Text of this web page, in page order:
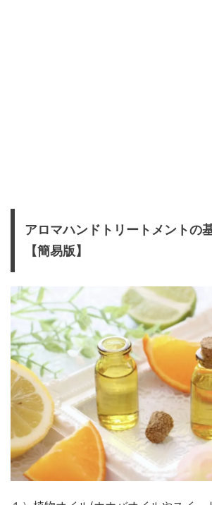
アロマハンドトリートメントの
【簡易版】